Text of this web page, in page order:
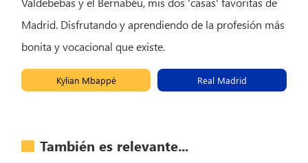
Madrid. Disfrutando y aprendiendo de la profesión más
bonita y vocacional que existe.
Kylian Mbappé Real Madrid
También es relevante...